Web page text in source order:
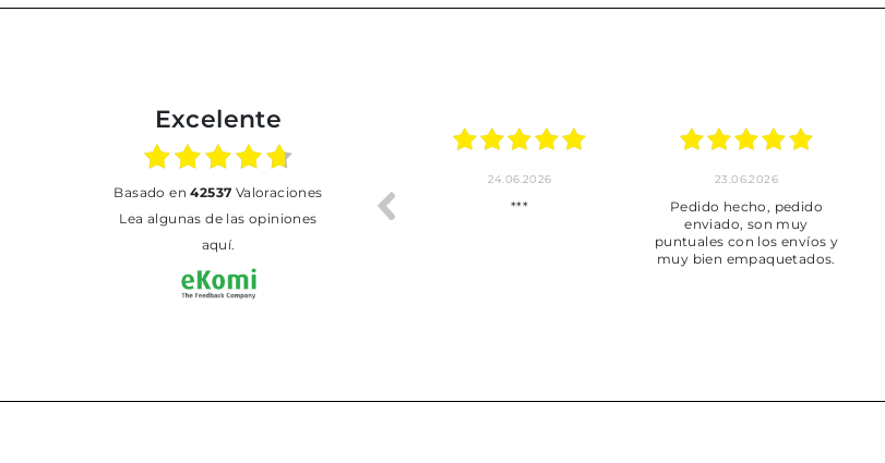
Excelente
basado en42537 Valoraciones
Lea algunas de las opiniones
aquí.
24.06.2026
***
23.06.2026
Pedido hecho, pedido
enviado, son muy
puntuales con los envíos y
muy bien empaquetados.